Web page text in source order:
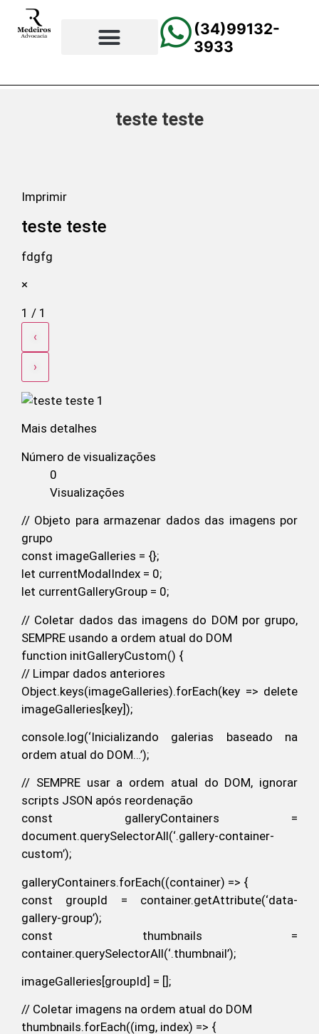
(34)99132-
3933
teste teste
Imprimir
teste teste
fdgfg
×
1 / 1
‹
›
Mais detalhes
Número de visualizações
0
Visualizações
// Objeto para armazenar dados das imagens por
grupo
const imageGalleries = {};
let currentModalIndex = 0;
let currentGalleryGroup = 0;
// Coletar dados das imagens do DOM por grupo,
SEMPRE usando a ordem atual do DOM
function initGalleryCustom() {
// Limpar dados anteriores
Object.keys(imageGalleries).forEach(key => delete
imageGalleries[key]);
console.log(‘Inicializando galerias baseado na
ordem atual do DOM…’);
// SEMPRE usar a ordem atual do DOM, ignorar
scripts JSON após reordenação
const galleryContainers =
document.querySelectorAll(‘.gallery-container-
custom’);
galleryContainers.forEach((container) => {
const groupId = container.getAttribute(‘data-
gallery-group’);
const thumbnails =
container.querySelectorAll(‘.thumbnail’);
imageGalleries[groupId] = [];
// Coletar imagens na ordem atual do DOM
thumbnails.forEach((img, index) => {